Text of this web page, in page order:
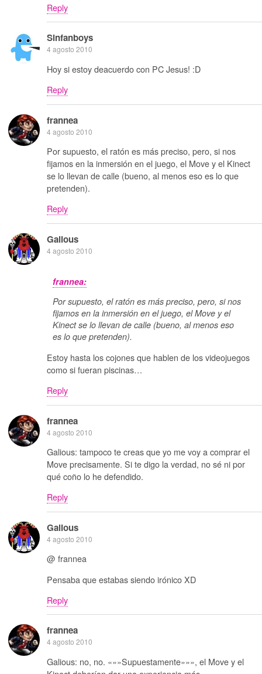
Reply
Sinfanboys
4 agosto 2010
Hoy si estoy deacuerdo con PC Jesus! :D
Reply
frannea
4 agosto 2010
Por supuesto, el ratón es más preciso, pero, si nos
fijamos en la inmersión en el juego, el Move y el Kinect
se lo llevan de calle (bueno, al menos eso es lo que
pretenden).
Reply
Galious
4 agosto 2010
frannea:
Por supuesto, el ratón es más preciso, pero, si nos
fijamos en la inmersión en el juego, el Move y el
Kinect se lo llevan de calle (bueno, al menos eso
es lo que pretenden).
Estoy hasta los cojones que hablen de los videojuegos
como si fueran piscinas…
Reply
frannea
4 agosto 2010
Galious: tampoco te creas que yo me voy a comprar el
Move precisamente. Si te digo la verdad, no sé ni por
qué coño lo he defendido.
Reply
Galious
4 agosto 2010
@ frannea
Pensaba que estabas siendo irónico XD
Reply
frannea
4 agosto 2010
Galious: no, no. «»»Supuestamente»»», el Move y el